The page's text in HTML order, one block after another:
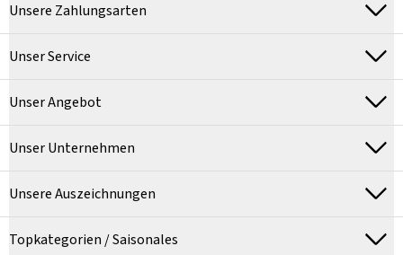
Unsere Zahlungsarten
Unser Service
Unser Angebot
Unser Unternehmen
Unsere Auszeichnungen
Topkategorien / Saisonales